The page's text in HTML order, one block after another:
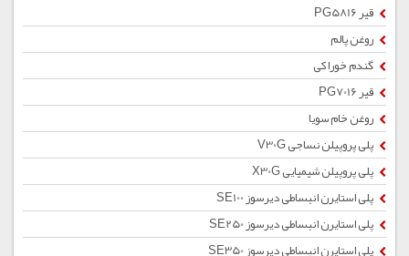
قیر PG5816
روغن پالم
گندم خوراکی
قیر PG7016
روغن خام سویا
پلی پروپیلن نساجی V30G
پلی پروپیلن شیمیایی X30G
پلی استایرن انبساطی دیرسوز SE100
پلی استایرن انبساطی دیرسوز SE250
پلی استایرن انبساطی دیرسوز SE350